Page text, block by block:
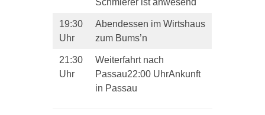
19:30
Uhr
Abendessen im Wirtshaus
zum Bums’n
21:30
Uhr
Weiterfahrt nach
Passau22:00 UhrAnkunft
in Passau